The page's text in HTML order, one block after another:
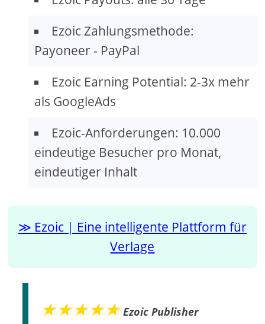
Ezoic Zahlungsmethode:
Payoneer - PayPal
Ezoic Earning Potential: 2-3x mehr
als GoogleAds
Ezoic-Anforderungen: 10.000
eindeutige Besucher pro Monat,
eindeutiger Inhalt
Ezoic | Eine intelligente Plattform für
Verlage
★★★★★ Ezoic Publisher